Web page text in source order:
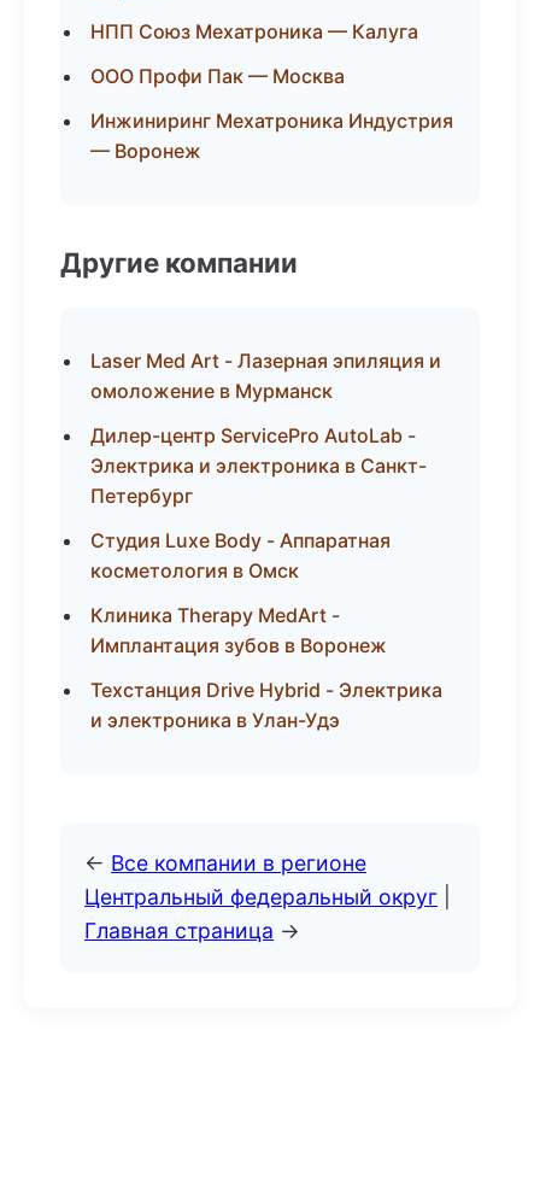
НПП Союз Мехатроника — Калуга
ООО Профи Пак — Москва
Инжиниринг Мехатроника Индустрия
— Воронеж
Другие компании
Laser Med Art - Лазерная эпиляция и
омоложение в Мурманск
Дилер-центр ServicePro AutoLab -
Электрика и электроника в Санкт-
Петербург
Студия Luxe Body - Аппаратная
косметология в Омск
Клиника Therapy MedArt -
Имплантация зубов в Воронеж
Техстанция Drive Hybrid - Электрика
и электроника в Улан-Удэ
← Все компании в регионе
Центральный федеральный округ
Главная страница →